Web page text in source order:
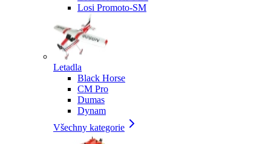
Losi Promoto-SM
Letadla
Black Horse
CM Pro
Dumas
Dynam
Všechny kategorie